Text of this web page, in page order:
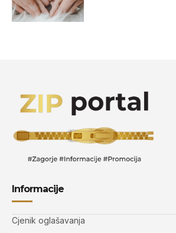
Informacije
Cjenik oglašavanja